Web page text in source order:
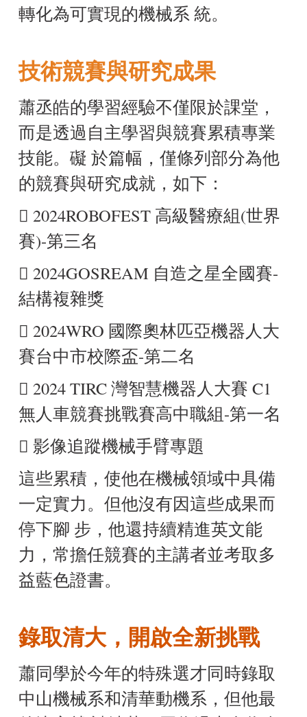
轉化為可實現的機械系 統。
技術競賽與研究成果
蕭丞皓的學習經驗不僅限於課堂，
而是透過自主學習與競賽累積專業
技能。礙 於篇幅，僅條列部分為他
的競賽與研究成就，如下：
 2024ROBOFEST 高級醫療組(世界
賽)-第三名
 2024GOSREAM 自造之星全國賽-
結構複雜獎
 2024WRO 國際奧林匹亞機器人大
賽台中市校際盃-第二名
 2024 TIRC 灣智慧機器人大賽 C1
無人車競賽挑戰賽高中職組-第一名
 影像追蹤機械手臂專題
這些累積，使他在機械領域中具備
一定實力。但他沒有因這些成果而
停下腳 步，他還持續精進英文能
力，常擔任競賽的主講者並考取多
益藍色證書。
錄取清大，開啟全新挑戰
蕭同學於今年的特殊選才同時錄取
中山機械系和清華動機系，但他最